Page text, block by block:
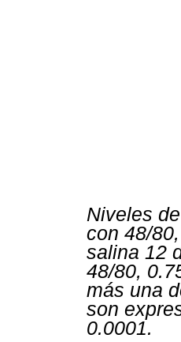
Niveles
con 48/
salina 12
48/80,
más una
son
0.0001.